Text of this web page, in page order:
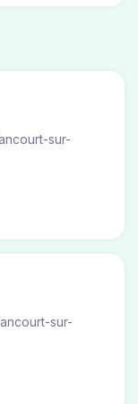
sur-
sur-